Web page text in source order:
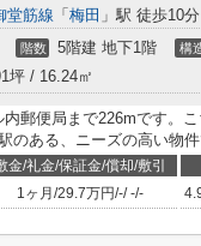
堂筋線 「 梅田 」駅 徒歩10分
階数 5階建 地下1階 構
坪 / 16.24㎡
内郵便局まで226mです。
のある、ニーズの高い物件
金/礼金/保証金/償却/敷引
1ヶ月 /29.7万円/-/-/-